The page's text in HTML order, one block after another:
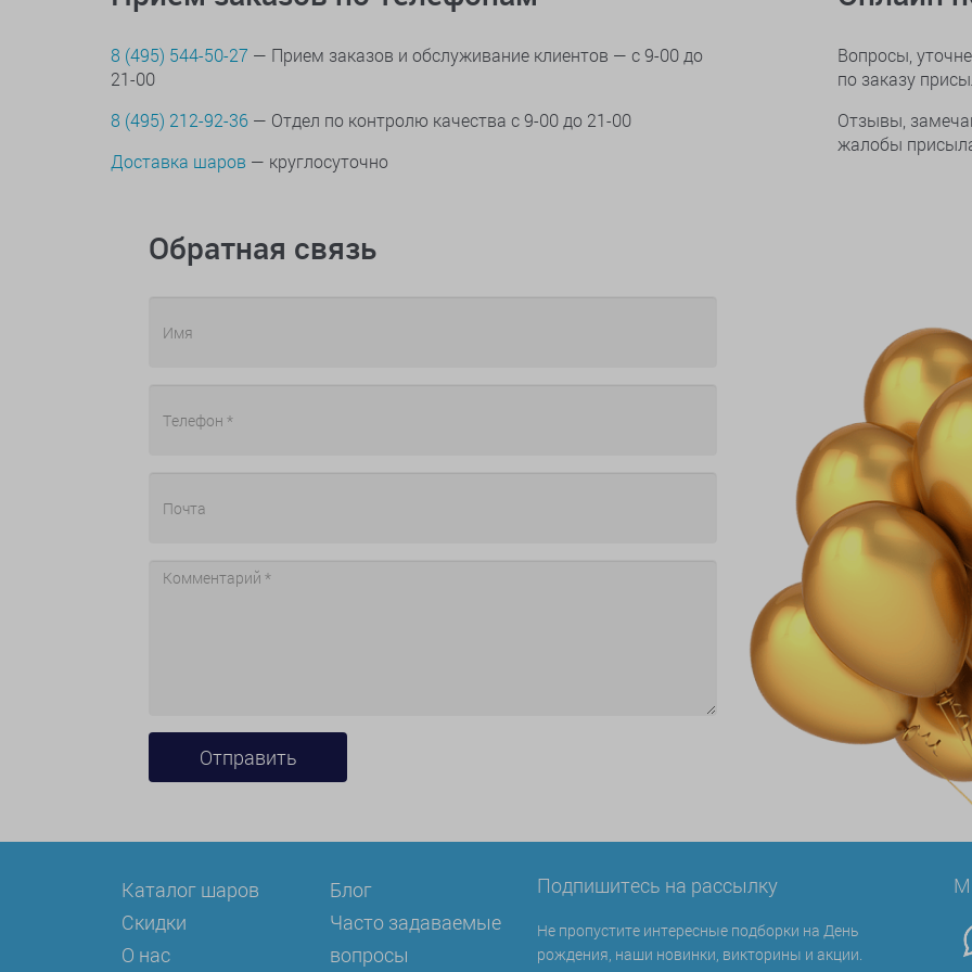
8 (495) 544-50-27 — Прием заказов и обслуживание клиентов — с 9-00 до
21-00
8 (495) 212-92-36 — Отдел по контролю качества с 9-00 до 21-00
Доставка шаров — круглосуточно
Вопросы,
по заказу
Отзывы,
жалобы
Обратная связь
Каталог шаров
Скидки
О нас
Блог
Часто задаваемые
вопросы
Подпишитесь на рассылку
Не пропустите интересные подборки на День
рождения, наши новинки, викторины и акции.